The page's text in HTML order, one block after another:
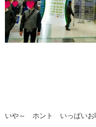
いや～ ホント いっぱい